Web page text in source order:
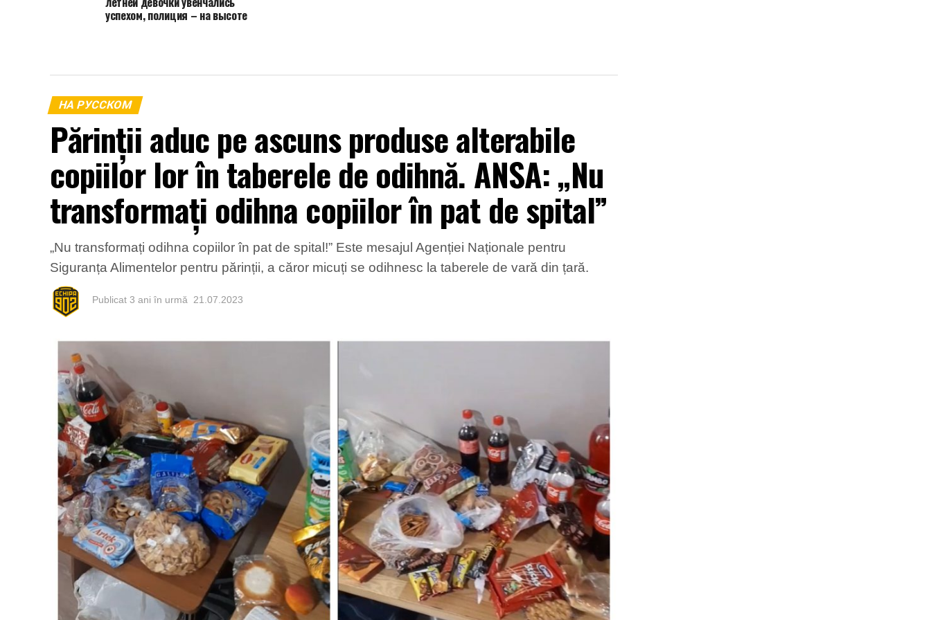
успехом, полиция – на высоте
НА РУССКОМ
Părinții aduc pe ascuns produse alterabile
copiilor lor în taberele de odihnă. ANSA: „Nu
transformați odihna copiilor în pat de spital”
„Nu transformați odihna copiilor în pat de spital!” Este mesajul Agenției Naționale pentru
Siguranța Alimentelor pentru părinții, a căror micuți se odihnesc la taberele de vară din țară.
Publicat 3 ani în urmă 21.07.2023